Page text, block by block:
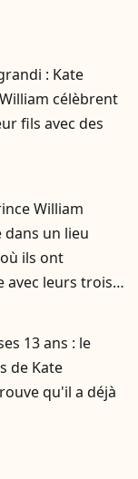
: Kate
célèbrent
fils avec des
William
un lieu
ils ont
avec leurs trois
13 ans : le
de Kate
qu'il a déjà